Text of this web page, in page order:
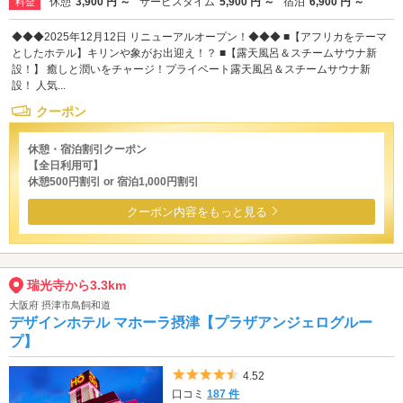
◆◆◆2025年12月12日 リニューアルオープン！◆◆◆ ■【アフリカをテーマ
としたホテル】キリンや象がお出迎え！？ ■【露天風呂＆スチームサウナ新
設！】 癒しと潤いをチャージ！プライベート露天風呂＆スチームサウナ新
設！ 人気...
クーポン
休憩・宿泊割引クーポン
【全日利用可】
休憩500円割引 or 宿泊1,000円割引
クーポン内容をもっと見る
瑞光寺から3.3km
大阪府 摂津市鳥飼和道
デザインホテル マホーラ摂津【プラザアンジェログルー
プ】
5つ星のうち4.5
4.52
口コミ187 件